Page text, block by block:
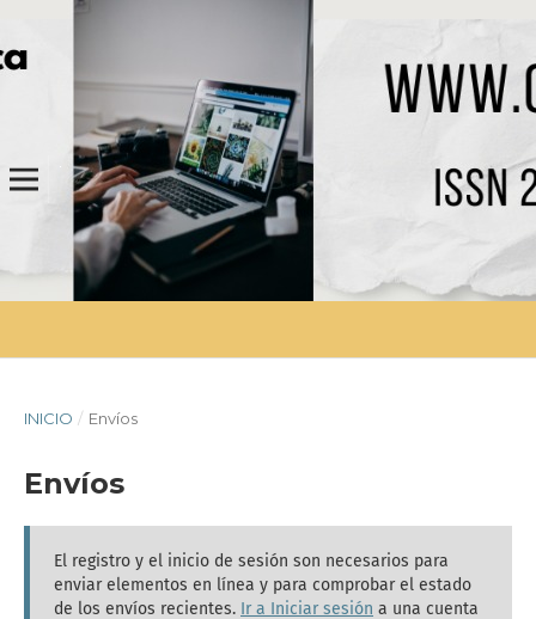
INICIO / Envíos
Envíos
El registro y el inicio de sesión son necesarios para
enviar elementos en línea y para comprobar el estado
de los envíos recientes. Ir a Iniciar sesión a una cuenta